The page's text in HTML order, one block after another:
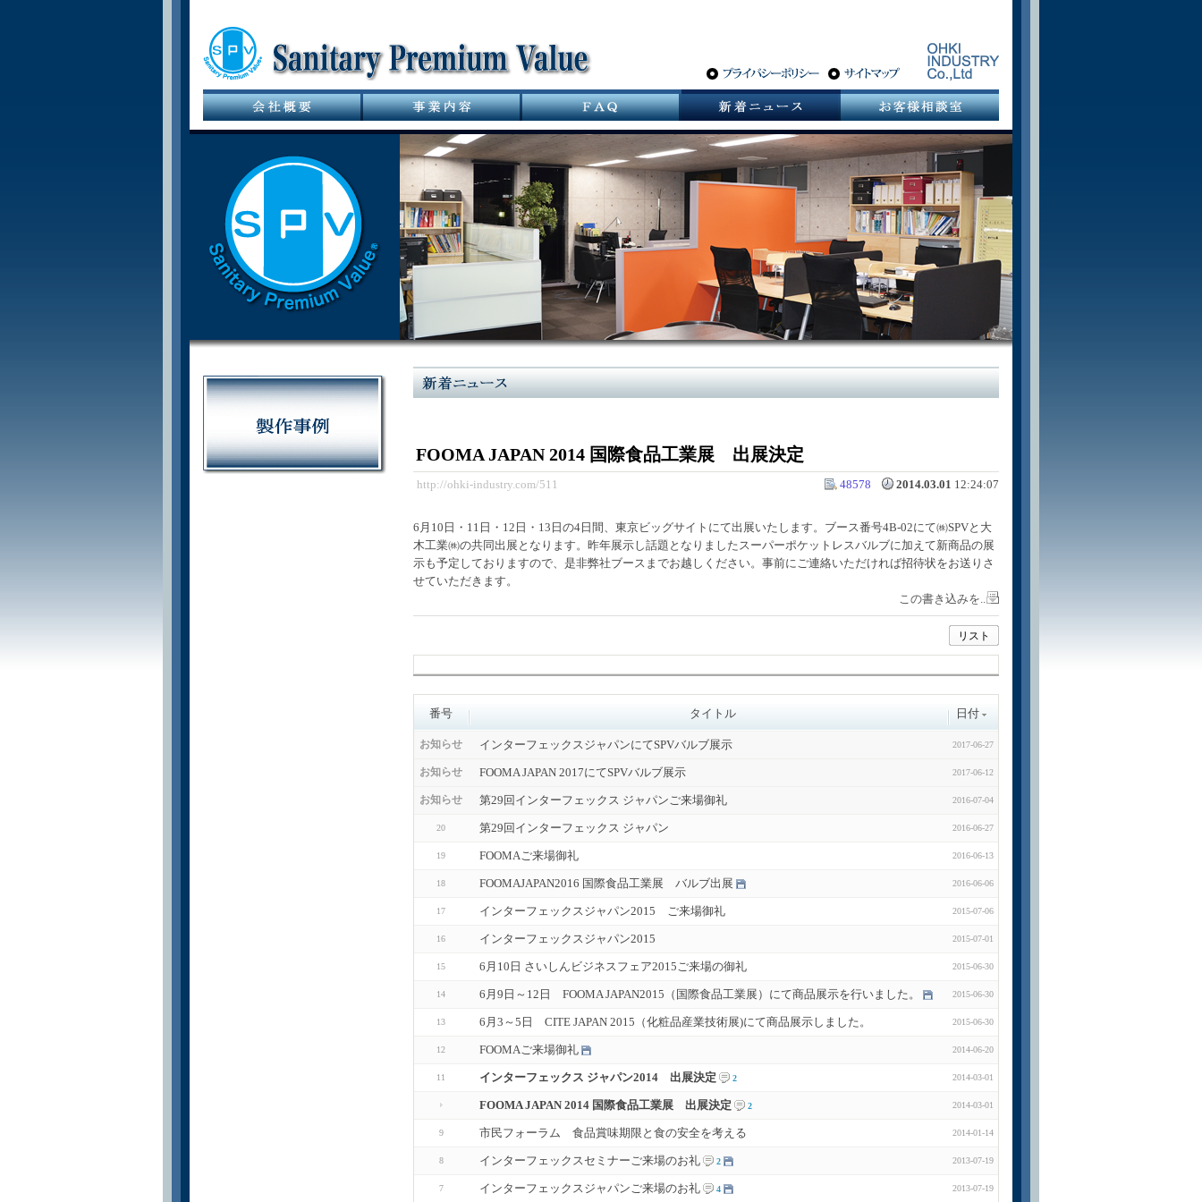
FOOMA JAPAN 2014 国際食品工業展 出展決定
http://ohki-industry.com/511 2014.03.01 12:24:07
48578
6月10日・11日・12日・13日の4日間、東京ビッグサイトにて出展いたします。ブース番号4B-02にて㈱SPVと大
木工業㈱の共同出展となります。昨年展示し話題となりましたスーパーポケットレスバルブに加えて新商品の展
示も予定しておりますので、是非弊社ブースまでお越しください。事前にご連絡いただければ招待状をお送りさ
せていただきます。
この書き込みを..
リスト
番号 タイトル 日付
お知らせ インターフェックスジャパンにてSPVバルブ展示 2017-06-27
お知らせ FOOMA JAPAN 2017にてSPVバルブ展示 2017-06-12
お知らせ 第29回インターフェックス ジャパンご来場御礼 2016-07-04
20 第29回インターフェックス ジャパン 2016-06-27
19 FOOMAご来場御礼 2016-06-13
18 FOOMAJAPAN2016 国際食品工業展 バルブ出展 2016-06-06
17 インターフェックスジャパン2015 ご来場御礼 2015-07-06
16 インターフェックスジャパン2015 2015-07-01
15 6月10日 さいしんビジネスフェア2015ご来場の御礼 2015-06-30
14 6月9日～12日 FOOMA JAPAN2015（国際食品工業展）にて商品展示を行いました。 2015-06-30
13 6月3～5日 CITE JAPAN 2015（化粧品産業技術展)にて商品展示しました。 2015-06-30
12 FOOMAご来場御礼 2014-06-20
11 インターフェックス ジャパン2014 出展決定 2 2014-03-01
FOOMA JAPAN 2014 国際食品工業展 出展決定 2 2014-03-01
9 市民フォーラム 食品賞味期限と食の安全を考える 2014-01-14
8 インターフェックスセミナーご来場のお礼 2 2013-07-19
7 インターフェックスジャパンご来場のお礼 4 2013-07-19